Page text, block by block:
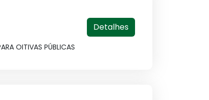
OITIVAS PÚBLICAS
Detalhes